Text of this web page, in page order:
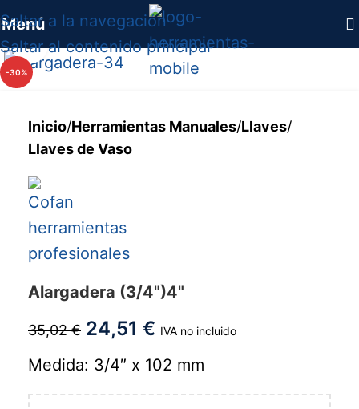
Saltar a la navegación
Saltar al contenido principal
Menú
-30%
Haga clic para ampliar
Inicio/Herramientas Manuales/Llaves/
Llaves de Vaso
Alargadera (3/4")4"
35,02€ 24,51 € IVA no incluido
Medida: 3/4″ x 102 mm